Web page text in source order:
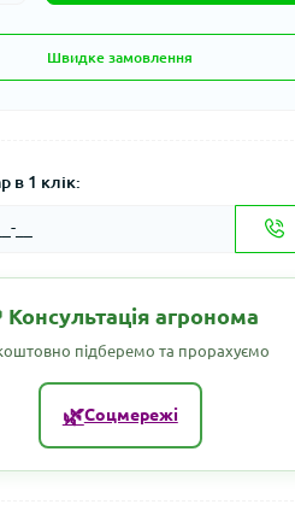
Швидке замовлення
в 1 клік:
Консультація агронома
підберемо та прорахуємо
🌿Соцмережі